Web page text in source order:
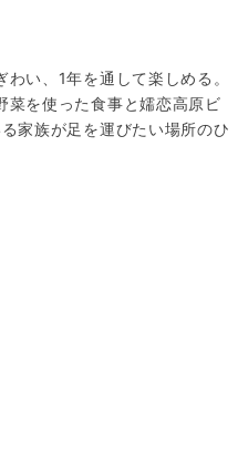
い、1年を通して楽しめる。
菜を使った食事と嬬恋高原ビ
家族が足を運びたい場所のひ